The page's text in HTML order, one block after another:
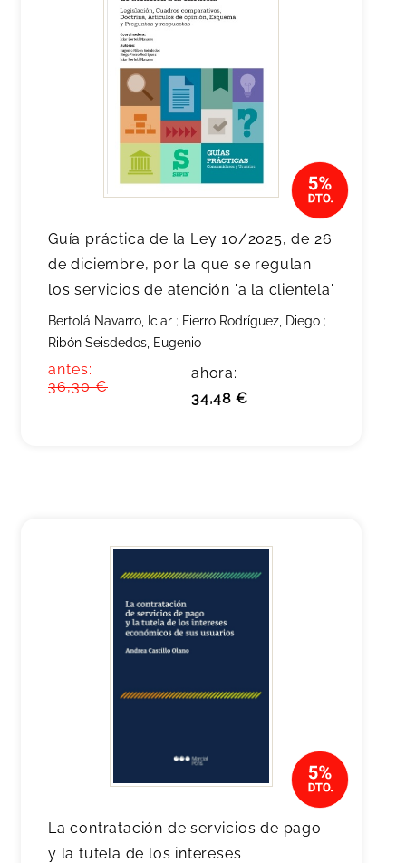
Guía práctica de la Ley 10/2025, de 26
de diciembre, por la que se regulan
los servicios de atención 'a la clientela'
Bertolá Navarro, Iciar ; Fierro Rodríguez, Diego ;
Ribón Seisdedos, Eugenio
antes:
36,30 €
ahora:
34,48 €
La contratación de servicios de pago
y la tutela de los intereses